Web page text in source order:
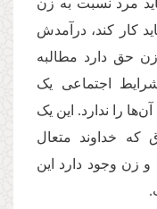
مرد نسبت به زن
کار کند، درآمدش
حق دارد مطالبه
اجتماعی یک
را ندارد. این یک
خداوند متعال
زن وجود دارد این